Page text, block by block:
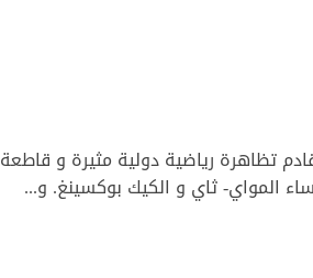
يوم السبت 25 نوفمبر القادم تظاهرة رياضية دولية مثيرة و قاطعة
المواي- ثاي و الكيك بوكسينغ. و...